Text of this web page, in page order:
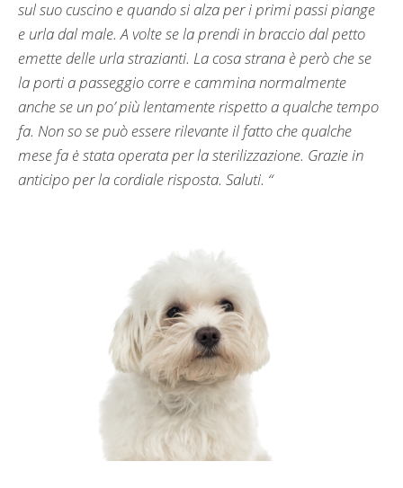
sul suo cuscino e quando si alza per i primi passi piange
e urla dal male. A volte se la prendi in braccio dal petto
emette delle urla strazianti. La cosa strana è però che se
la porti a passeggio corre e cammina normalmente
anche se un po’ più lentamente rispetto a qualche tempo
fa. Non so se può essere rilevante il fatto che qualche
mese fa ė stata operata per la sterilizzazione. Grazie in
anticipo per la cordiale risposta. Saluti. “